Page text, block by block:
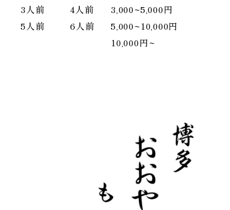
3人前
4人前
5人前
6人前
3,000~5,000円
5,000~10,000円
10,000円~